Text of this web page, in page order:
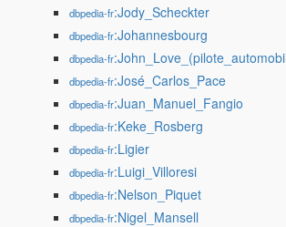
dbpedia-fr:Jody_Scheckter
dbpedia-fr:Johannesbourg
dbpedia-fr
dbpedia-fr:José_Carlos_Pace
dbpedia-fr:Juan_Manuel_Fangio
dbpedia-fr:Keke_Rosberg
dbpedia-fr:Ligier
dbpedia-fr:Luigi_Villoresi
dbpedia-fr:Nelson_Piquet
dbpedia-fr:Nigel_Mansell